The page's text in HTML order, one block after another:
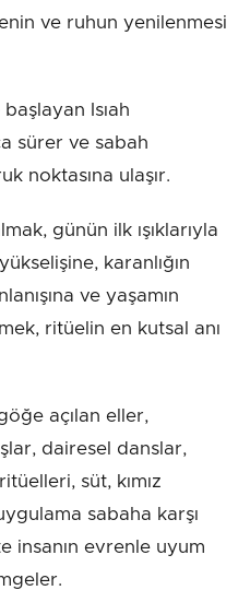
ve ruhun yenilenmesi
Isıah
sürer ve sabah
noktasına ulaşır.
günün ilk ışıklarıyla
karanlığın
ve yaşamın
ritüelin en kutsal anı
açılan eller,
dairesel danslar,
süt, kımız
sabaha karşı
insanın evrenle uyum